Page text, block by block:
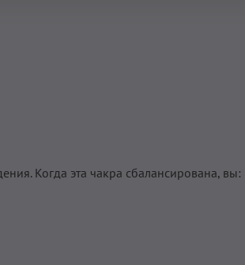
Когда эта чакра сбалансирована, вы: